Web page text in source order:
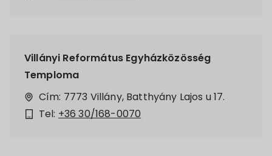
Villányi Református Egyházközösség
Temploma
Cím: 7773 Villány, Batthyány Lajos u 17.
Tel: +36 30/168-0070